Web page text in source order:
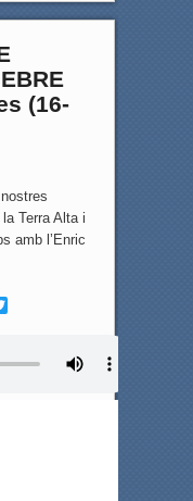
(16-
Terra Alta i
amb l’Enric
T